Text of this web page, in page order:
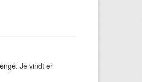
Je vindt er